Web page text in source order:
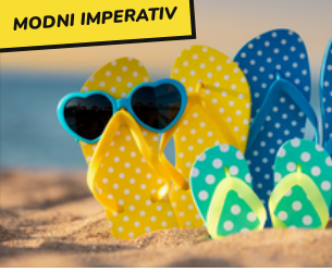
MODNI IMPERATIV